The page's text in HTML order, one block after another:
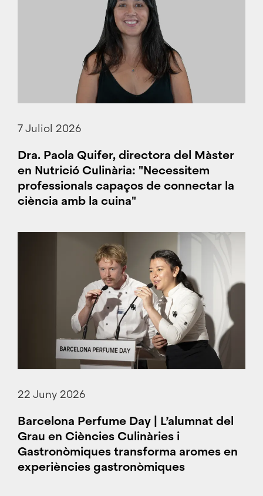
7 Juliol 2026
Dra. Paola Quifer, directora del Màster
en Nutrició Culinària: "Necessitem
professionals capaços de connectar la
ciència amb la cuina"
22 Juny 2026
Barcelona Perfume Day | L’alumnat del
Grau en Ciències Culinàries i
Gastronòmiques transforma aromes en
experiències gastronòmiques